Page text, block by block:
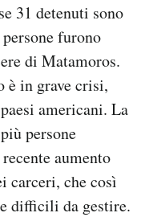
31 detenuti sono
furono
di Matamoros.
è in grave crisi,
americani. La
persone
aumento
carceri, che così
difficili da gestire.